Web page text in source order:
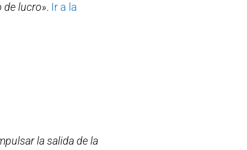
de lucro». Ir a la
la salida de la